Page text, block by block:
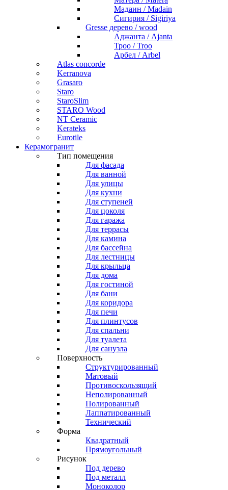
Мадаин / Madain
Сигирия / Sigiriya
Gresse дерево / wood
Аджанта / Ajanta
Троо / Troo
Арбел / Arbel
Atlas concorde
Kerranova
Grasaro
Staro
StaroSlim
STARO Wood
NT Ceramic
Kerateks
Eurotile
Керамогранит
Тип помещения
Для фасада
Для ванной
Для улицы
Для кухни
Для ступеней
Для цоколя
Для гаража
Для террасы
Для камина
Для бассейна
Для лестницы
Для крыльца
Для дома
Для гостиной
Для бани
Для коридора
Для печи
Для плинтусов
Для спальни
Для туалета
Для санузла
Поверхность
Структурированный
Матовый
Противоскользящий
Неполированный
Полированный
Лаппатированный
Технический
Форма
Квадратный
Прямоугольный
Рисунок
Под дерево
Под металл
Моноколор